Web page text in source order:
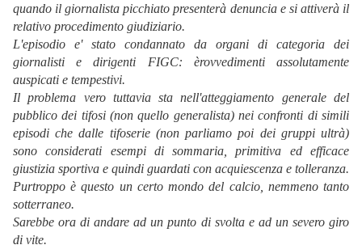
quando il giornalista picchiato presenterà denuncia e si attiverà il
relativo procedimento giudiziario.
L'episodio e' stato condannato da organi di categoria dei
giornalisti e dirigenti FIGC: èrovvedimenti assolutamente
auspicati e tempestivi.
Il problema vero tuttavia sta nell'atteggiamento generale del
pubblico dei tifosi (non quello generalista) nei confronti di simili
episodi che dalle tifoserie (non parliamo poi dei gruppi ultrà)
sono considerati esempi di sommaria, primitiva ed efficace
giustizia sportiva e quindi guardati con acquiescenza e tolleranza.
Purtroppo è questo un certo mondo del calcio, nemmeno tanto
sotterraneo.
Sarebbe ora di andare ad un punto di svolta e ad un severo giro
di vite.